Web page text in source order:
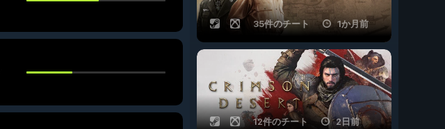
35件のチート 1か月前
12件のチート 2日前